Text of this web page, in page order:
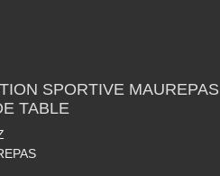
SPORTIVE MAUREPAS
TABLE